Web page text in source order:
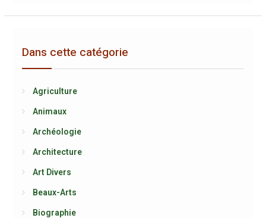
Dans cette catégorie
Agriculture
Animaux
Archéologie
Architecture
Art Divers
Beaux-Arts
Biographie